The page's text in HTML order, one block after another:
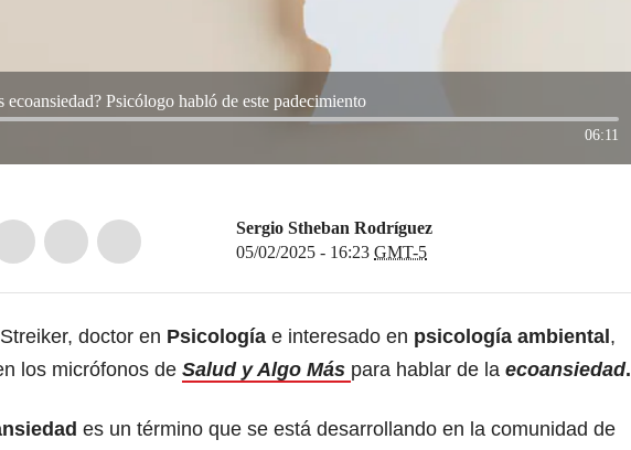
ecoansiedad? Psicólogo habló de este padecimiento
06:11
Sergio Stheban Rodríguez
05/02/2025 - 16:23 GMT-5
doctor en Psicología e interesado en psicología ambiental ,
los micrófonos de Salud y Algo Más para hablar de la ecoansiedad.
es un término que se está desarrollando en la comunidad de